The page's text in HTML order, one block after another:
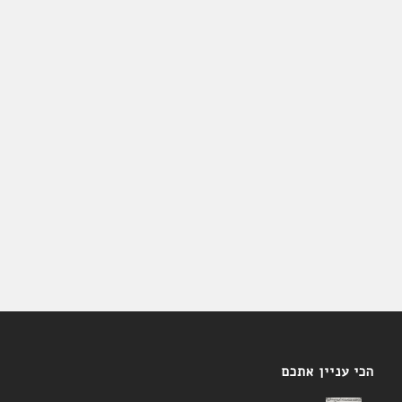
הכי עניין אתכם